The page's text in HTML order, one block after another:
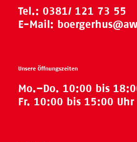
Tel.: 0381/ 121 73 55
E-Mail:
Unsere Öffnungszeiten
Mo.–Do. 10:00 bis
Fr. 10:00 bis 15:00 Uhr